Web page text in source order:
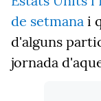
de setmana i
d'alguns
jornada